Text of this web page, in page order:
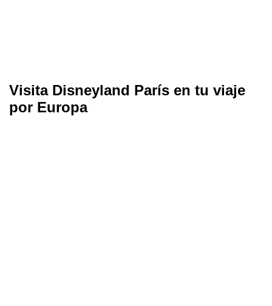
Visita Disneyland París en tu viaje
por Europa